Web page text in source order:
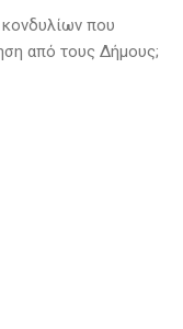
που
από τους Δήμους;